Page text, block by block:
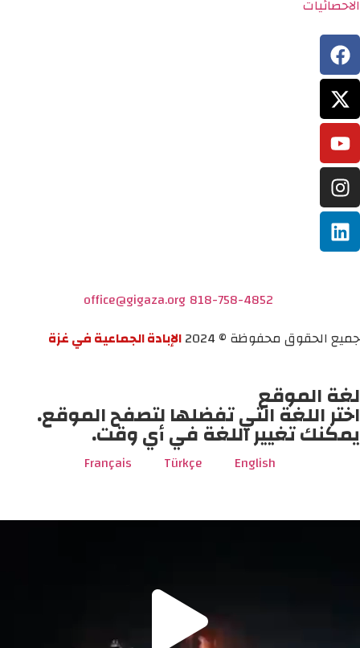
الاحصائيات
818-758-4852
office@gigaza.org
جميع الحقوق محفوظة © 2024
الإبادة الجماعية في غزة
لغة الموقع
اختر اللغة التي تفضلها لتصفح الموقع.
يمكنك تغيير اللغة في أي وقت.
English
Türkçe
Français